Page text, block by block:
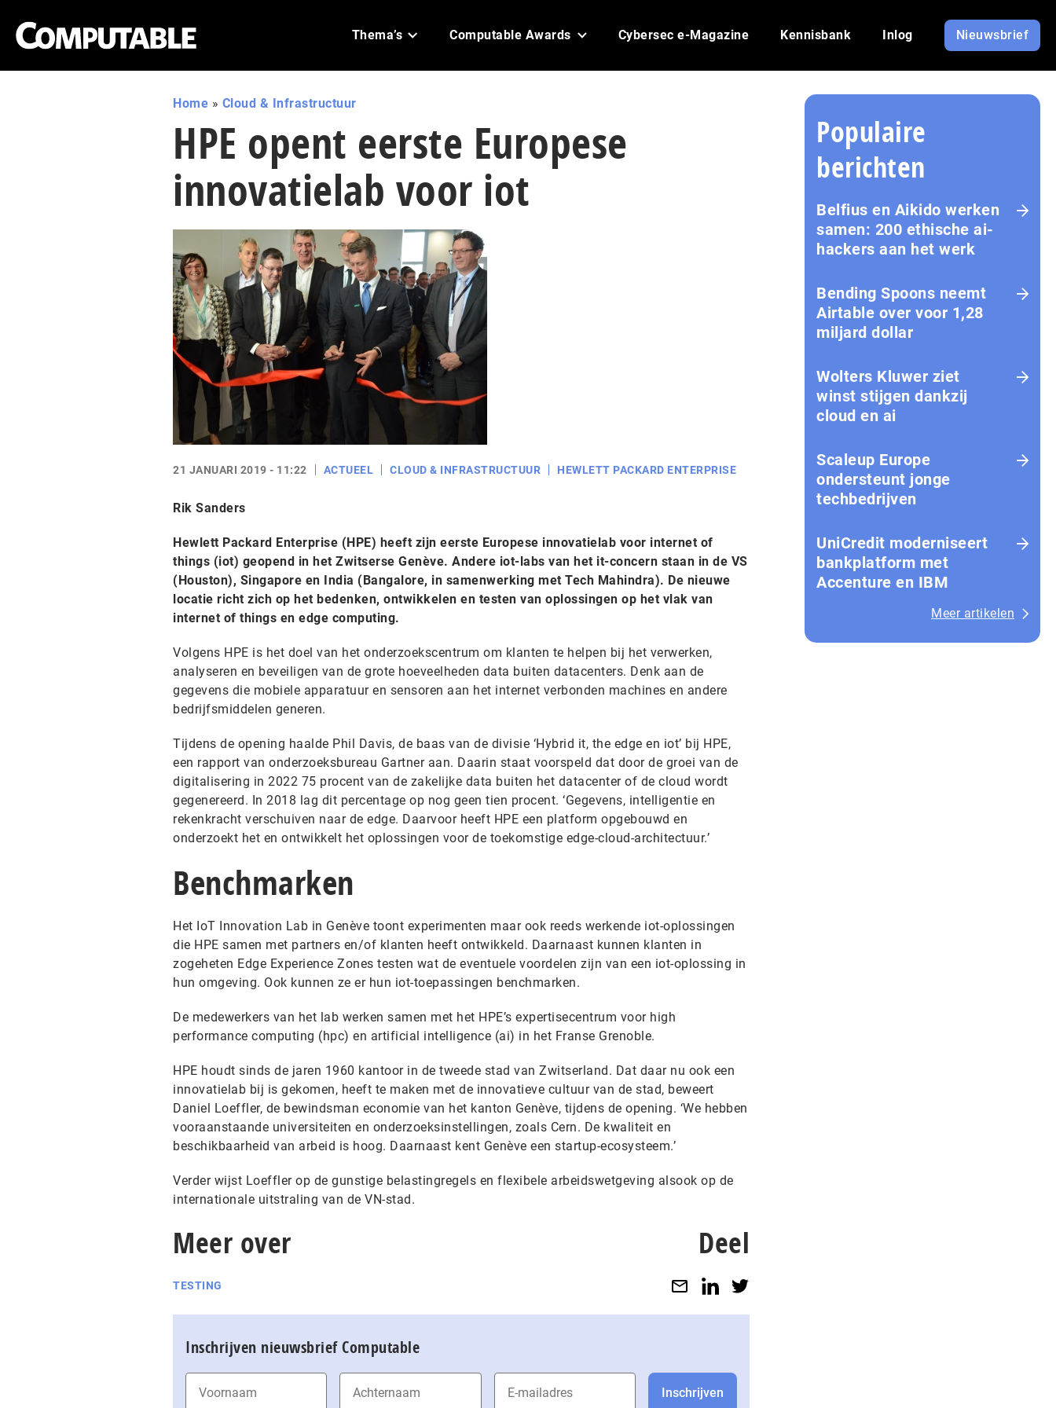
Thema’s Computable Awards Cybersec e-Magazine Kennisbank Inlog Nieuwsbrief
Home » Cloud & Infrastructuur
HPE opent eerste Europese
innovatielab voor iot
21 JANUARI 2019 - 11:22 ACTUEEL CLOUD & INFRASTRUCTUUR HEWLETT PACKARD ENTERPRISE
Rik Sanders
Hewlett Packard Enterprise (HPE) heeft zijn eerste Europese innovatielab voor internet of
things (iot) geopend in het Zwitserse Genève. Andere iot-labs van het it-concern staan in de VS
(Houston), Singapore en India (Bangalore, in samenwerking met Tech Mahindra). De nieuwe
locatie richt zich op het bedenken, ontwikkelen en testen van oplossingen op het vlak van
internet of things en edge computing.
Volgens HPE is het doel van het onderzoekscentrum om klanten te helpen bij het verwerken,
analyseren en beveiligen van de grote hoeveelheden data buiten datacenters. Denk aan de
gegevens die mobiele apparatuur en sensoren aan het internet verbonden machines en andere
bedrijfsmiddelen generen.
Tijdens de opening haalde Phil Davis, de baas van de divisie ‘Hybrid it, the edge en iot’ bij HPE,
een rapport van onderzoeksbureau Gartner aan. Daarin staat voorspeld dat door de groei van de
digitalisering in 2022 75 procent van de zakelijke data buiten het datacenter of de cloud wordt
gegenereerd. In 2018 lag dit percentage op nog geen tien procent. ‘Gegevens, intelligentie en
rekenkracht verschuiven naar de edge. Daarvoor heeft HPE een platform opgebouwd en
onderzoekt het en ontwikkelt het oplossingen voor de toekomstige edge-cloud-architectuur.’
Benchmarken
Het IoT Innovation Lab in Genève toont experimenten maar ook reeds werkende iot-oplossingen
die HPE samen met partners en/of klanten heeft ontwikkeld. Daarnaast kunnen klanten in
zogeheten Edge Experience Zones testen wat de eventuele voordelen zijn van een iot-oplossing in
hun omgeving. Ook kunnen ze er hun iot-toepassingen benchmarken.
De medewerkers van het lab werken samen met het HPE’s expertisecentrum voor high
performance computing (hpc) en artificial intelligence (ai) in het Franse Grenoble.
HPE houdt sinds de jaren 1960 kantoor in de tweede stad van Zwitserland. Dat daar nu ook een
innovatielab bij is gekomen, heeft te maken met de innovatieve cultuur van de stad, beweert
Daniel Loeffler, de bewindsman economie van het kanton Genève, tijdens de opening. ‘We hebben
vooraanstaande universiteiten en onderzoeksinstellingen, zoals Cern. De kwaliteit en
beschikbaarheid van arbeid is hoog. Daarnaast kent Genève een startup-ecosysteem.’
Verder wijst Loeffler op de gunstige belastingregels en flexibele arbeidswetgeving alsook op de
internationale uitstraling van de VN-stad.
Meer over
TESTING
Deel
Inschrijven nieuwsbrief Computable
Populaire
berichten
Belfius en Aikido werken
samen: 200 ethische ai-
hackers aan het werk
Bending Spoons neemt
Airtable over voor 1,28
miljard dollar
Wolters Kluwer ziet
winst stijgen dankzij
cloud en ai
Scaleup Europe
ondersteunt jonge
techbedrijven
UniCredit moderniseert
bankplatform met
Accenture en IBM
Meer artikelen